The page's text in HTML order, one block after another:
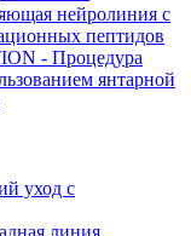
нейролиния с
пептидов
- Процедура
янтарной
уход с
линия